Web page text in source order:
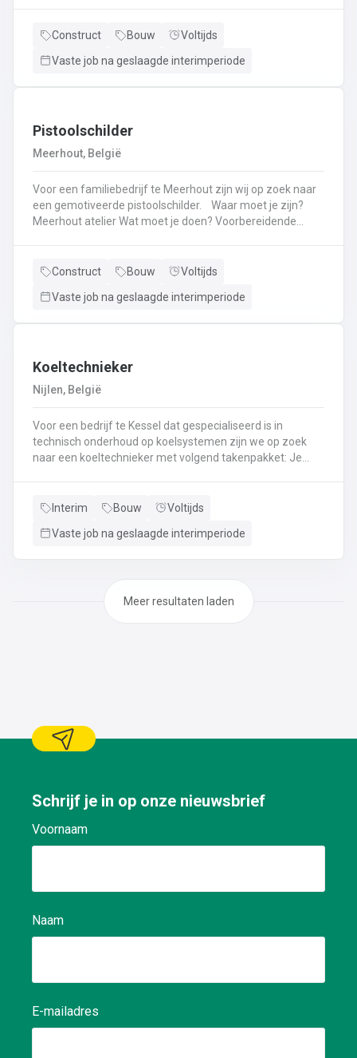
van hun taken.Je bedient de mengcentrale en verwerkt
handen uit de mouwen om het terrein proper en
weten of stuur je CV eens door. 052 41 11 82📞 of mail
Construct Bouw
Voltijds
Vaste job na geslaagde interimperiode
Pistoolschilder
Meerhout, België
Voor een familiebedrijf te Meerhout zijn wij op zoek naar
een gemotiveerde pistoolschilder. Waar moet je zijn?
Meerhout atelier Wat moet je doen? Voorbereidende
uitvoeren
Construct Bouw
Voltijds
Vaste job na geslaagde interimperiode
Koeltechnieker
Nijlen, België
Voor een bedrijf te Kessel dat gespecialiseerd is in
technisch onderhoud op koelsystemen zijn we op zoek
naar een koeltechnieker met volgend takenpakket: Je
bedrijven.Je gaat koelsystemen plaatsen bij
keuren.
Interim Bouw
Voltijds
Vaste job na geslaagde interimperiode
Meer resultaten laden
Schrijf je in op onze nieuwsbrief
Voornaam
Naam
E-mailadres